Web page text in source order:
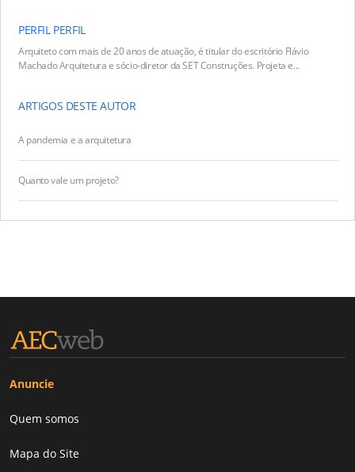
PERFIL PERFIL
Arquiteto com mais de 20 anos de atuação, é titular do escritório Flávio
Machado Arquitetura e sócio-diretor da SET Construções. Projeta e...
ARTIGOS DESTE AUTOR
A pandemia e a arquitetura
Quanto vale um projeto?
Anuncie
Quem somos
Mapa do Site